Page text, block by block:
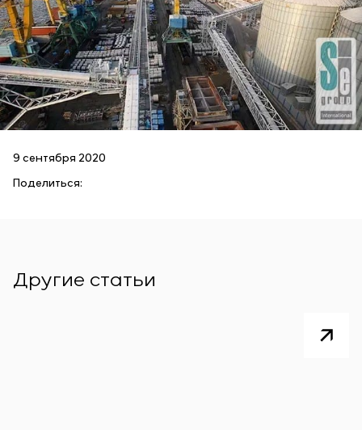
9 сентября 2020
Поделиться:
Другие статьи